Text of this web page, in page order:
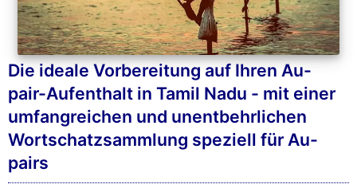
Die ideale Vorbereitung auf Ihren Au-
pair-Aufenthalt in Tamil Nadu - mit einer
umfangreichen und unentbehrlichen
Wortschatzsammlung speziell für Au-
pairs